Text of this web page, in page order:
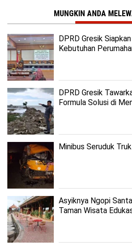
MUNGKIN ANDA
DPRD Gresik
Kebutuhan
DPRD Gresik
Formula Solusi di
Minibus Seruduk
Asyiknya Ngopi
Taman Wisata